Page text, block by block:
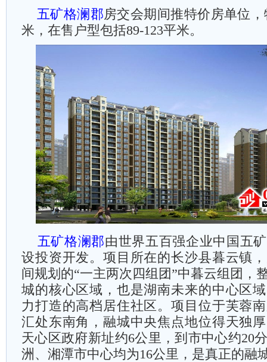
五矿格澜郡房交会期间推特价房单位
米，在售户型包括89-123平米。
五矿格澜郡由世界五百强企业中国五
设投资开发。项目所在的长沙县暮云镇
间规划的“一主两次四组团”中暮云组团，
城的核心区域，也是湖南未来的中心区
力打造的高档居住社区。项目位于芙蓉
汇处东南角，融城中央焦点地位得天独
天心区政府新址约6公里，到市中心约20
洲、湘潭市中心均为16公里，是真正的融